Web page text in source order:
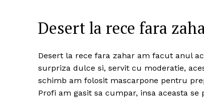
Desert la rece fara
Desert la rece fara zahar am facut anul
surpriza dulce si, servit cu moderatie,
schimb am folosit mascarpone pentru
Profi am gasit sa cumpar, insa aceasta